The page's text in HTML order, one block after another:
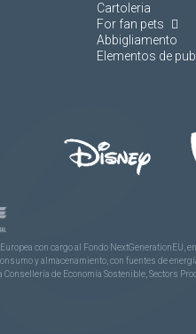
Cartoleria
For fan pets
Abbigliamento
Elementos de
con cargo al Fondo
y almacenamiento, con fuentes de
de Economía Sostenible, Sectors